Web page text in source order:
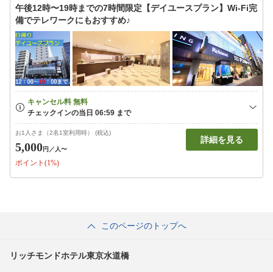
午後12時〜19時までの7時間限定【デイユースプラン】Wi-Fi完
備でテレワークにもおすすめ♪
お1人さま（2名1室利用時） (税込)
5,000円 ／人〜
ポイント(1%)
詳細を見る
このページのトップへ
リッチモンドホテル東京水道橋